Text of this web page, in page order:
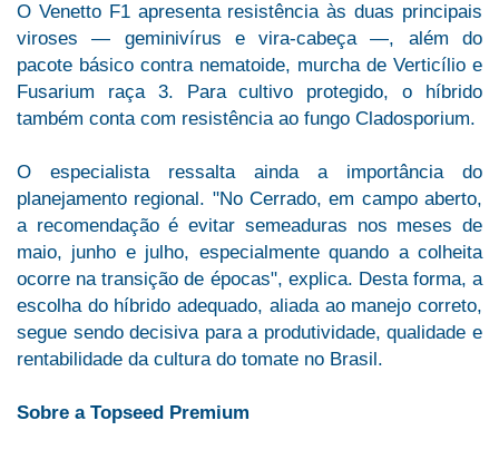
O Venetto F1 apresenta resistência às duas principais
viroses — geminivírus e vira-cabeça —, além do
pacote básico contra nematoide, murcha de Verticílio e
Fusarium raça 3. Para cultivo protegido, o híbrido
também conta com resistência ao fungo Cladosporium.
O especialista ressalta ainda a importância do
planejamento regional. "No Cerrado, em campo aberto,
a recomendação é evitar semeaduras nos meses de
maio, junho e julho, especialmente quando a colheita
ocorre na transição de épocas", explica. Desta forma, a
escolha do híbrido adequado, aliada ao manejo correto,
segue sendo decisiva para a produtividade, qualidade e
rentabilidade da cultura do tomate no Brasil.
Sobre a Topseed Premium